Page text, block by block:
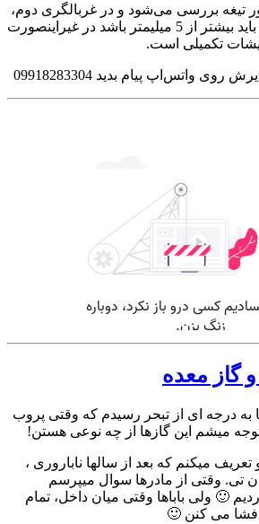
تیغه بررسی می‌شود و در غربالگری دوم،
اندازه‌ی آن. اندازه ی آن باید بیشتر از 5 میلیمتر باشد در غیراینصورت
تکمیلی است.
واتس‌اپ پیام بدید 09918283304
گاز معده
درجه ای از تبحر رسیدم که وقتی پروب
میشم این گازها از چه نوعی هستن!
میکنم که بعد از سالها ناباروری ،
تی. وقتی از مادرها سوال میپرسم
🙂 ولی باباها وقتی میان داخل، تمام
می کنن 🙂